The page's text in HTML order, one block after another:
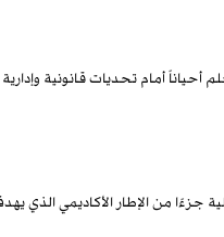
أمام تحديات قانونية
جزءًا من الإطار الأكاديمي الذي